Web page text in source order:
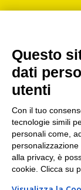
I nostri punti
Torino|Milano
Questo
dati
utenti
Con il tuo
tecnologie simili
personali come,
alla privacy, è
cookie. Clicca su